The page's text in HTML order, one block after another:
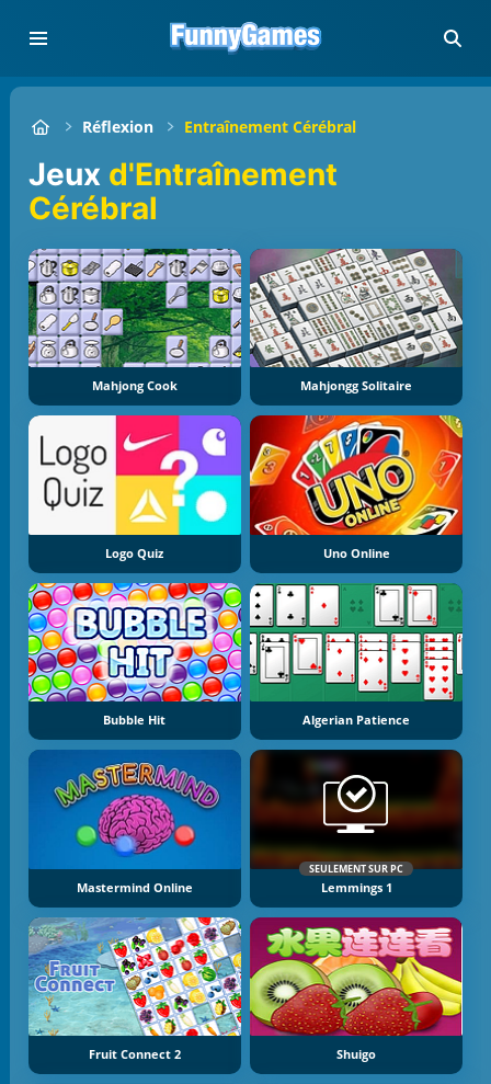
Réflexion Entraînement Cérébral
Jeux d'Entraînement
Cérébral
Mahjong Cook Mahjongg Solitaire
Logo Quiz Uno Online
Bubble Hit Algerian Patience
Mastermind Online
SEULEMENT SUR PC
Lemmings 1
Fruit Connect 2 Shuigo